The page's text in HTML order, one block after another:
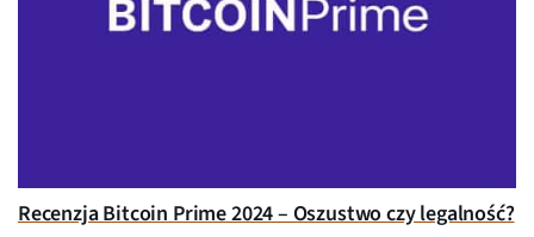
Recenzja Bitcoin Prime 2024 – Oszustwo czy legalność?